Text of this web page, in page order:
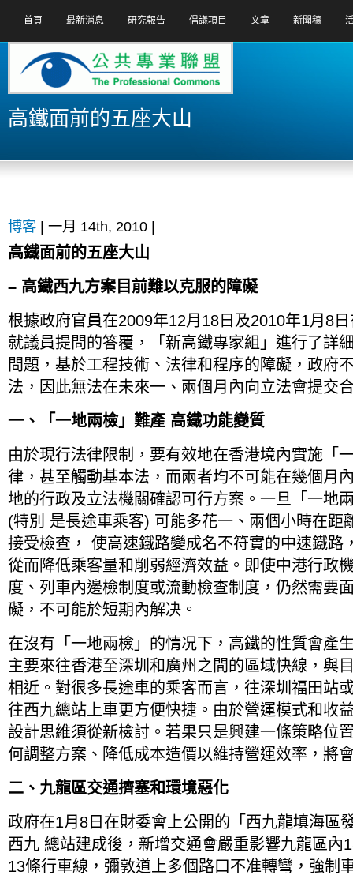
首頁 最新消息 研究報告 倡議項目 文章 新聞稿
高鐵面前的五座大山
博客 | 一月 14th, 2010 |
高鐵面前的五座大山
– 高鐵西九方案目前難以克服的障礙
根據政府官員在2009年12月18日及2010年1月8
就議員提問的答覆，「新高鐵專家組」進行了詳
問題，基於工程技術、法律和程序的障礙，政府
法，因此無法在未來一、兩個月內向立法會提交
一、「一地兩檢」難產 高鐵功能變質
由於現行法律限制，要有效地在香港境內實施「
律，甚至觸動基本法，而兩者均不可能在幾個月
地的行政及立法機關確認可行方案。一旦「一地
(特別 是長途車乘客) 可能多花一、兩個小時在距
接受檢查， 使高速鐵路變成名不符實的中速鐵路
從而降低乘客量和削弱經濟效益。即使中港行政
度、列車內邊檢制度或流動檢查制度，仍然需要
礙，不可能於短期內解决。
在沒有「一地兩檢」的情况下，高鐵的性質會產
主要來往香港至深圳和廣州之間的區域快線，與
相近。對很多長途車的乘客而言，往深圳福田站
往西九總站上車更方便快捷。由於營運模式和收
設計思維須從新檢討。若果只是興建一條策略位
何調整方案、降低成本造價以維持營運效率，將
二、九龍區交通擠塞和環境惡化
政府在1月8日在財委會上公開的「西九龍填海區
西九 總站建成後，新增交通會嚴重影響九龍區內
13條行車線，彌敦道上多個路口不准轉彎，強制